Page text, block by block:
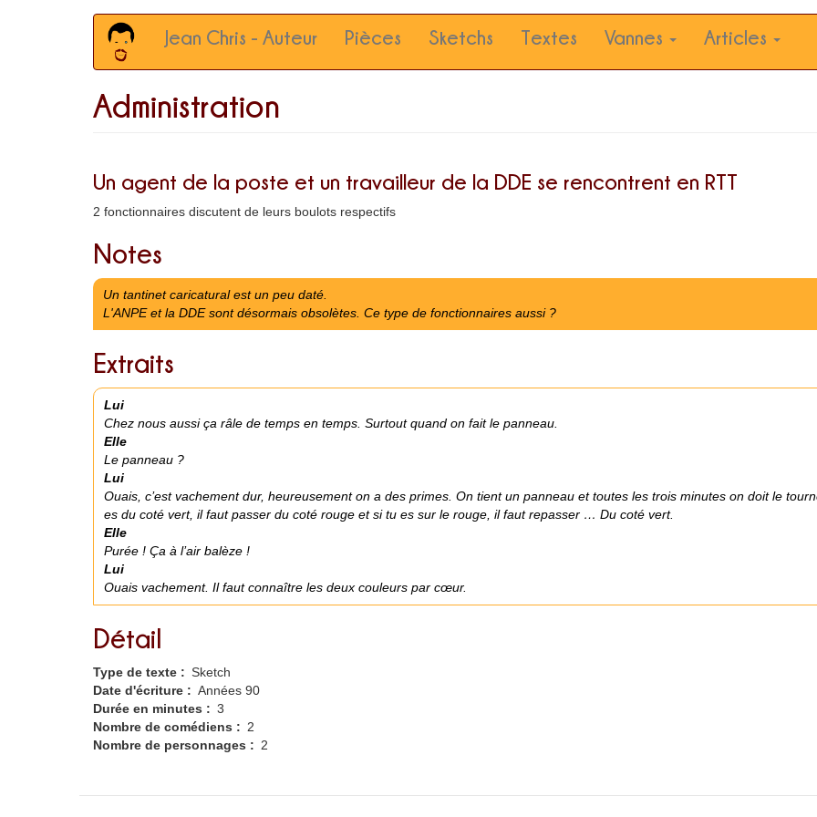
Jean Chris - Auteur
Main
navigation
Pièces Sketchs Textes Vannes Articles
Administration
Un agent de la poste et un travailleur de la DDE se rencontrent en RTT
2 fonctionnaires discutent de leurs boulots respectifs
Notes
Un tantinet caricatural est un peu daté.
L'ANPE et la DDE sont désormais obsolètes. Ce type de fonctionnaires aussi ?
Extraits
Lui
Chez nous aussi ça râle de temps en temps. Surtout quand on fait le panneau.
Elle
Le panneau ?
Lui
Ouais, c’est vachement dur, heureusement on a des primes. On tient un panneau et toutes les trois minutes on doit le
es du coté vert, il faut passer du coté rouge et si tu es sur le rouge, il faut repasser … Du coté vert.
Elle
Purée ! Ça à l’air balèze !
Lui
Ouais vachement. Il faut connaître les deux couleurs par cœur.
Détail
Type de texte
Sketch
Date d'écriture
Années 90
Durée en minutes
3
Nombre de comédiens
2
Nombre de personnages
2